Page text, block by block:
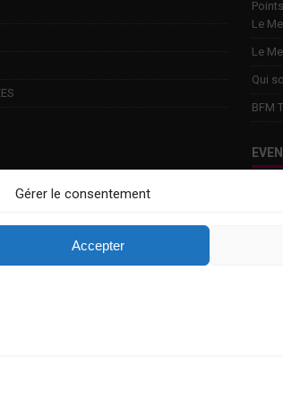
Gérer le consentement
Accepter
Le
Le
Qui
BFM